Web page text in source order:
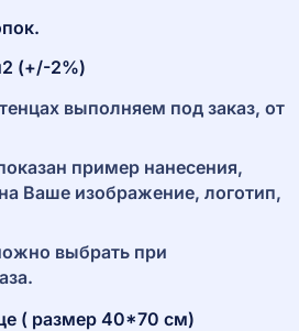
(+/-2%)
выполняем под заказ, от
пример нанесения,
Ваше изображение, логотип,
выбрать при
( размер 40*70 см)